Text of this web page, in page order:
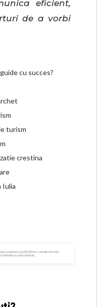
eficient,
de a vorbi
cu succes?
turism
crestina
Iulia